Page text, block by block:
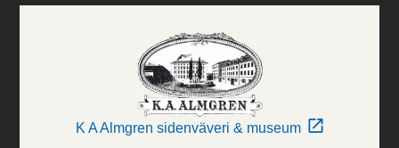
K A Almgren sidenväveri & museum